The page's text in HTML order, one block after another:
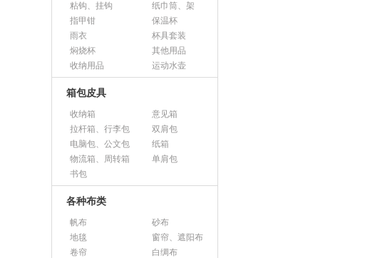
粘钩、挂钩
纸巾筒、架
指甲钳
保温杯
雨衣
杯具套装
焖烧杯
其他用品
收纳用品
运动水壶
箱包皮具
收纳箱
意见箱
拉杆箱、行李包
双肩包
电脑包、公文包
纸箱
物流箱、周转箱
单肩包
书包
各种布类
帆布
砂布
地毯
窗帘、遮阳布
卷帘
白绸布